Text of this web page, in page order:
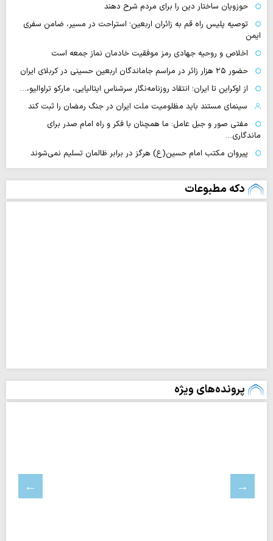
حوزویان ساختار دین را برای مردم شرح دهند
توصیه پلیس راه قم به زائران اربعین؛ استراحت در مسیر، ضامن سفری
ایمن
اخلاص و روحیه جهادی رمز موفقیت خادمان نماز جمعه است
حضور ۲۵ هزار زائر در مراسم جاماندگان اربعین حسینی در کربلای ایران
از اوکراین تا ایران؛ انتقاد روزنامه‌نگار سرشناس ایتالیایی، مارکو تراوالیو،…
سینمای مستند باید مظلومیت ملت ایران در جنگ رمضان را ثبت کند
مفتی صور و جبل عامل: ما همچنان با فکر و راه امام صدر برای
ماندگاری…
پیروان مکتب امام حسین(ع) هرگز در برابر ظالمان تسلیم نمی‌شوند
دکه مطبوعات
پرونده‌های ویژه